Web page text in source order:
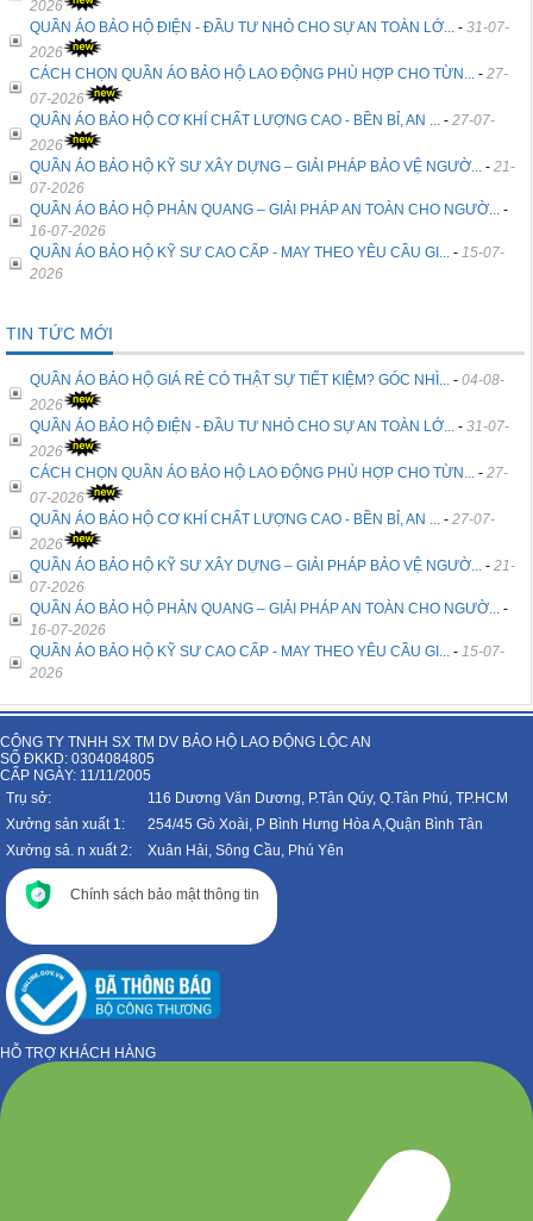
2026
QUẦN ÁO BẢO HỘ ĐIỆN - ĐẦU TƯ NHỎ CHO SỰ AN TOÀN LỚ...
- 31-07-
2026
CÁCH CHỌN QUẦN ÁO BẢO HỘ LAO ĐỘNG PHÙ HỢP CHO TỪN...
- 27-
07-2026
QUẦN ÁO BẢO HỘ CƠ KHÍ CHẤT LƯỢNG CAO - BỀN BỈ, AN ...
- 27-07-
2026
QUẦN ÁO BẢO HỘ KỸ SƯ XÂY DỰNG – GIẢI PHÁP BẢO VỆ NGƯỜ...
- 21-
07-2026
QUẦN ÁO BẢO HỘ PHẢN QUANG – GIẢI PHÁP AN TOÀN CHO NGƯỜ...
-
16-07-2026
QUẦN ÁO BẢO HỘ KỸ SƯ CAO CẤP - MAY THEO YÊU CẦU GI...
- 15-07-
2026
TIN TỨC MỚI
QUẦN ÁO BẢO HỘ GIÁ RẺ CÓ THẬT SỰ TIẾT KIỆM? GÓC NHÌ... - 04-08-
2026
QUẦN ÁO BẢO HỘ ĐIỆN - ĐẦU TƯ NHỎ CHO SỰ AN TOÀN LỚ...
- 31-07-
2026
CÁCH CHỌN QUẦN ÁO BẢO HỘ LAO ĐỘNG PHÙ HỢP CHO TỪN...
- 27-
07-2026
QUẦN ÁO BẢO HỘ CƠ KHÍ CHẤT LƯỢNG CAO - BỀN BỈ, AN ...
- 27-07-
2026
QUẦN ÁO BẢO HỘ KỸ SƯ XÂY DỰNG – GIẢI PHÁP BẢO VỆ NGƯỜ...
- 21-
07-2026
QUẦN ÁO BẢO HỘ PHẢN QUANG – GIẢI PHÁP AN TOÀN CHO NGƯỜ...
-
16-07-2026
QUẦN ÁO BẢO HỘ KỸ SƯ CAO CẤP - MAY THEO YÊU CẦU GI...
- 15-07-
2026
CÔNG TY TNHH SX TM DV BẢO HỘ LAO ĐỘNG LỘC AN
SỐ ĐKKD: 0304084805
CẤP NGÀY: 11/11/2005
Trụ sở:
116 Dương Văn Dương, P.Tân Qúy, Q.Tân Phú, TP.HCM
Xưởng sản xuất 1:
254/45 Gò Xoài, P Bình Hưng Hòa A,Quận Bình Tân
Xưởng sả. n xuất 2:
Xuân Hải, Sông Cầu, Phú Yên
Chính sách bảo mật thông tin
HỖ TRỢ KHÁCH HÀNG